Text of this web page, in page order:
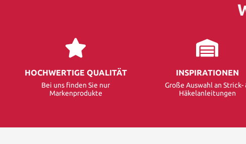
HOCHWERTIGE QUALITÄT
Bei uns finden Sie nur
Markenprodukte
INSPIRATIONEN
Große Auswahl an Strick-
Häkelanleitungen